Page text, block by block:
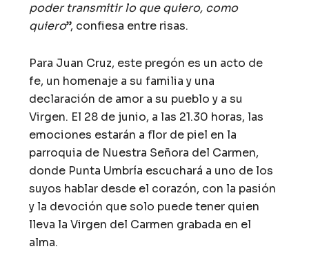
poder transmitir lo que quiero, como
quiero”, confiesa entre risas.
Para Juan Cruz, este pregón es un acto de
fe, un homenaje a su familia y una
declaración de amor a su pueblo y a su
Virgen. El 28 de junio, a las 21.30 horas, las
emociones estarán a flor de piel en la
parroquia de Nuestra Señora del Carmen,
donde Punta Umbría escuchará a uno de los
suyos hablar desde el corazón, con la pasión
y la devoción que solo puede tener quien
lleva la Virgen del Carmen grabada en el
alma.